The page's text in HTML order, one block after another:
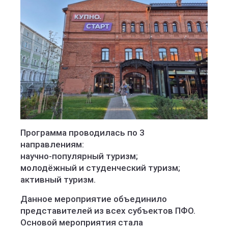
Программа проводилась по 3
направлениям:
научно-популярный туризм;
молодёжный и студенческий туризм;
активный туризм.
Данное мероприятие объединило
представителей из всех субъектов ПФО.
Основой мероприятия стала